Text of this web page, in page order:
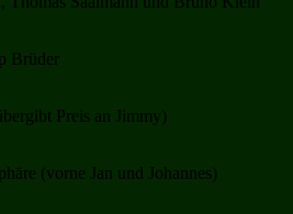
Brüder
Preis an Jimmy)
(vorne Jan und Johannes)